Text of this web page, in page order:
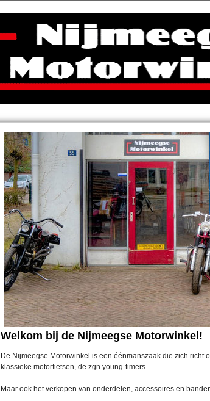
Welkom bij de Nijmeegse Motorwinkel!
De Nijmeegse Motorwinkel is een éénmanszaak die zich
klassieke motorfietsen, de zgn.young-timers.
Maar ook het verkopen van onderdelen, accessoires en